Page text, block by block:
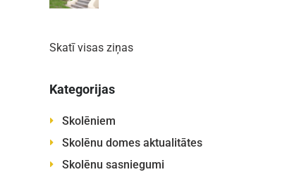
Skatī visas ziņas
Kategorijas
Skolēniem
Skolēnu domes aktualitātes
Skolēnu sasniegumi